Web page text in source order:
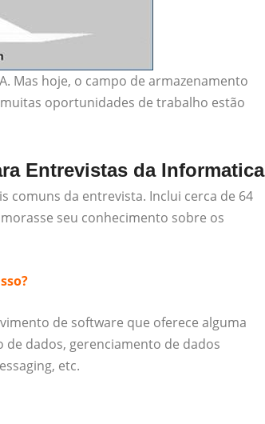
Mas hoje, o campo de armazenamento
oportunidades de trabalho estão
Entrevistas da Informatica
comuns da entrevista. Inclui cerca de 64
seu conhecimento sobre os
de software que oferece alguma
de dados, gerenciamento de dados
etc.